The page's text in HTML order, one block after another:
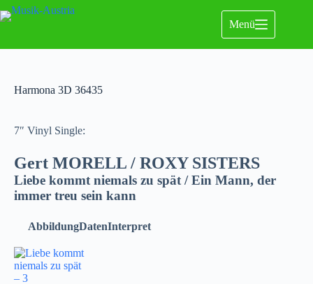
Menü
Harmona 3D 36435
7″ Vinyl Single:
Gert MORELL / ROXY SISTERS
Liebe kommt niemals zu spät / Ein Mann, der
immer treu sein kann
AbbildungDatenInterpret